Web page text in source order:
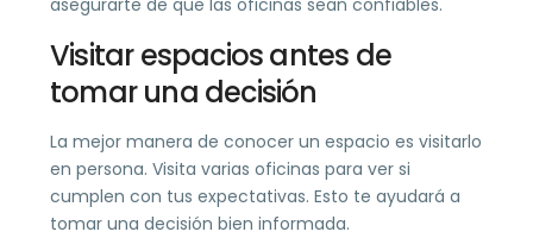
asegurarte de que las oficinas sean confiables.
Visitar espacios antes de
tomar una decisión
La mejor manera de conocer un espacio es visitarlo
en persona. Visita varias oficinas para ver si
cumplen con tus expectativas. Esto te ayudará a
tomar una decisión bien informada.